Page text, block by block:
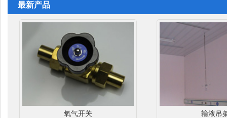
最新产品
氧气开关 输液吊